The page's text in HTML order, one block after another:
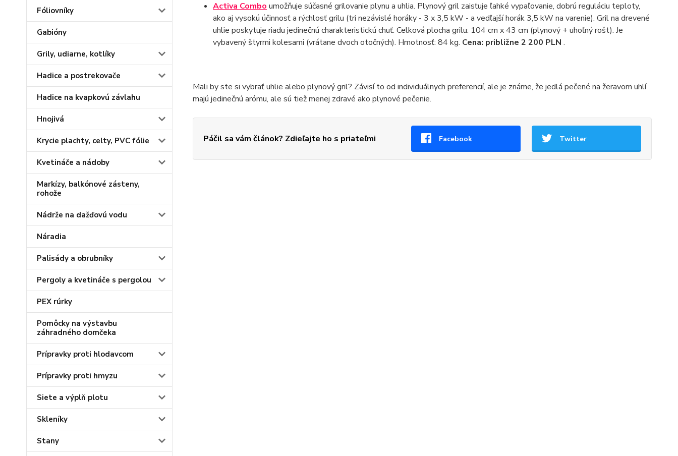
Fóliovníky
Gabióny
Grily, udiarne, kotlíky
Hadice a postrekovače
Hadice na kvapkovú závlahu
Hnojivá
Krycie plachty, celty, PVC fólie
Kvetináče a nádoby
Markízy, balkónové zásteny,
rohože
Nádrže na dažďovú vodu
Náradia
Palisády a obrubníky
Pergoly a kvetináče s pergolou
PEX rúrky
Pomôcky na výstavbu
záhradného domčeka
Prípravky proti hlodavcom
Prípravky proti hmyzu
Siete a výplň plotu
Skleníky
Stany
Activa Combo umožňuje súčasné grilovanie plynu a uhlia. Plynový gril zaisťuje ľahké vypaľovanie, dobrú reguláciu teploty,
ako aj vysokú účinnosť a rýchlosť grilu (tri nezávislé horáky - 3 x 3,5 kW - a vedľajší horák 3,5 kW na varenie). Gril na drevené
uhlie poskytuje riadu jedinečnú charakteristickú chuť. Celková plocha grilu: 104 cm x 43 cm (plynový + uhoľný rošt). Je
vybavený štyrmi kolesami (vrátane dvoch otočných). Hmotnosť: 84 kg. Cena: približne 2 200 PLN .
Mali by ste si vybrať uhlie alebo plynový gril? Závisí to od individuálnych preferencií, ale je známe, že jedlá pečené na žeravom uhlí
majú jedinečnú arómu, ale sú tiež menej zdravé ako plynové pečenie.
Páčil sa vám článok? Zdieľajte ho s priateľmi Facebook Twitter